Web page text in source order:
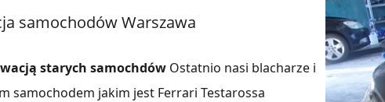
samochodów Warszawa
starych samochdówOstatnio nasi blacharze i
samochodem jakim jest Ferrari Testarossa